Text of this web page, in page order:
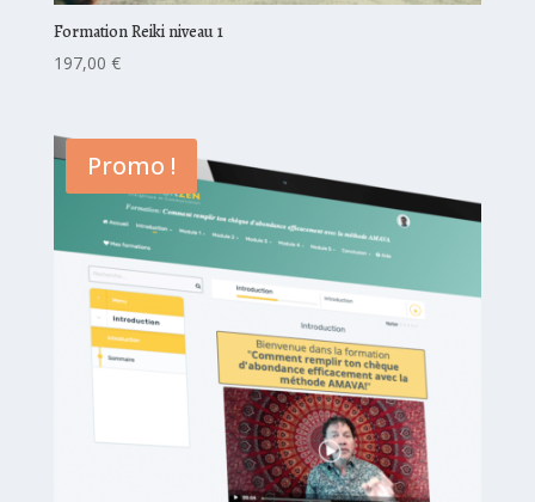
Formation Reiki niveau 1
197,00 €
Promo !